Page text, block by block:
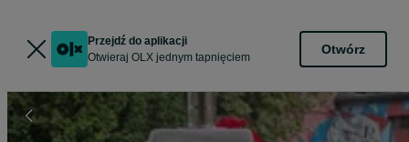
Przejdź do aplikacji
Otwieraj OLX jednym tapnięciem
Otwórz